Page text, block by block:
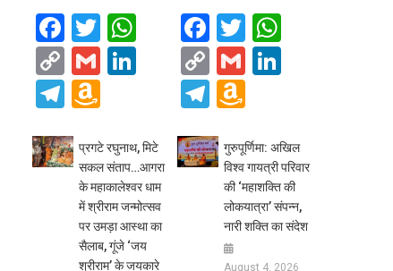
Facebook
TwitterWhatsApp
Copy
Link
GmailLinkedIn
Telegram
Amazon
List
Facebook
Twitter
Copy
Link
Gmail
Telegram
List
प्रगटे रघुनाथ, मिटे
सकल संताप…आगरा
के महाकालेश्वर धाम
में श्रीराम जन्मोत्सव
पर उमड़ा आस्था का
सैलाब, गूंजे ‘जय
श्रीराम’ के जयकारे
गुरुपूर्णिमा: अखिल
विश्व गायत्री परिवार
की ‘महाशक्ति की
लोकयात्रा’ संपन्न,
नारी शक्ति का संदेश
August 4, 2026